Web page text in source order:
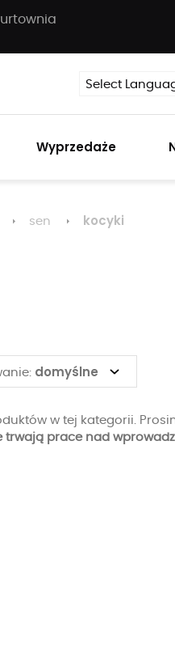
Select
Wyprzedaże
sen kocyki
domyślne
w tej kategorii.
trwają prace nad